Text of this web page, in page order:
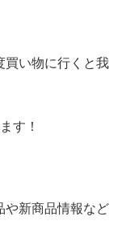
買い物に行くと我
す！
や新商品情報など